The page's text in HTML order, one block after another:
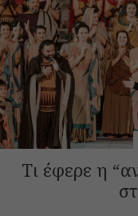
Τι έφερε η